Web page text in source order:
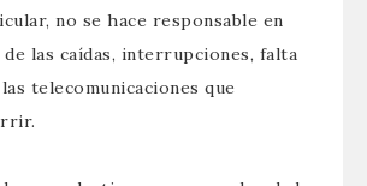
no se hace responsable en
las caídas, interrupciones, falta
telecomunicaciones que